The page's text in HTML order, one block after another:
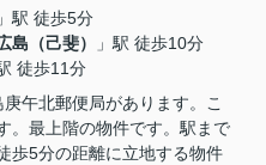
」駅 徒歩5分
島（己斐）
」駅 徒歩10分
徒歩11分
午北郵便局があります。こ
。最上階の物件です。駅まで
歩5分の距離に立地する物件